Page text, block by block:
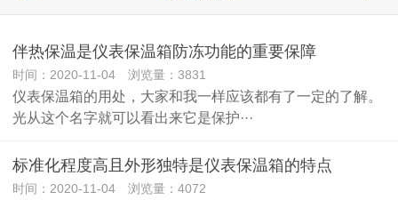
伴热保温是仪表保温箱防冻功能的重要保障
时间：2020-11-04 浏览量：3831
仪表保温箱的用处，大家和我一样应该都有了一定的了解。
光从这个名字就可以看出来它是保护···
标准化程度高且外形独特是仪表保温箱的特点
时间：2020-11-04 浏览量：4072